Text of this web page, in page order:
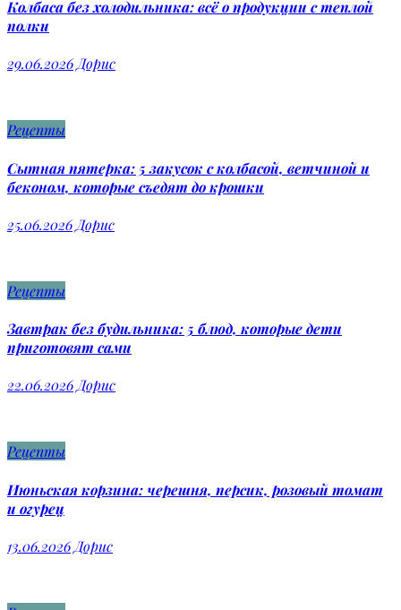
Колбаса без холодильника: всё о продукции с теплой
полки
29.06.2026Дорис
Рецепты
Сытная пятерка: 5 закусок с колбасой, ветчиной и
беконом, которые съедят до крошки
25.06.2026 Дорис
Рецепты
Завтрак без будильника: 5 блюд, которые дети
приготовят сами
22.06.2026Дорис
Рецепты
Июньская корзина: черешня, персик, розовый томат
и огурец
13.06.2026 Дорис